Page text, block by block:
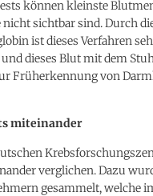
können kleinste
sichtbar sind. Durch
ist dieses Verfahren
dieses Blut mit dem
Früherkennung von
miteinander
verglichen. Dazu
gesammelt, welche